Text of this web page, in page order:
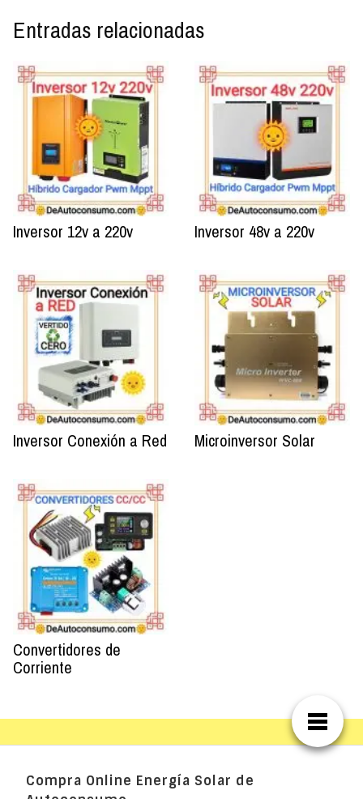
Entradas relacionadas
Inversor 12v a 220v Inversor 48v a 220v
Inversor Conexión a Red Microinversor Solar
Convertidores de
Corriente
Compra Online Energía Solar de